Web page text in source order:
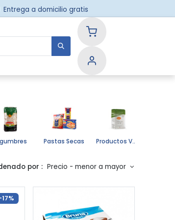
Entrega a domicilio gratis
Pastas Secas Productos Varios
por : Precio - menor a mayor